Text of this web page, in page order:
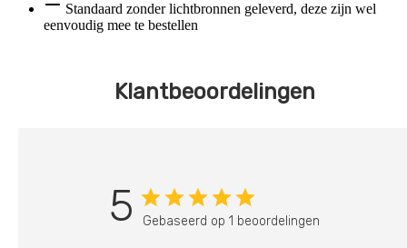
Standaard zonder lichtbronnen geleverd, deze zijn wel
eenvoudig mee te bestellen
Klantbeoordelingen
5 Gebaseerd op 1 beoordelingen